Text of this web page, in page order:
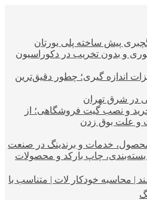
گچبری پیش ساخته پلی یورتان
و بدون تخریب در دکوراسیون
اندازه گیری؛ چطور دقیق‌ترین
در شرق تهران
و نصب گیت فروشگاهی؛ از
و علت بوق زدن
محصول، خدمات و برندینگ در صنعت
بسته‌بندی، چاپ بارکد و محصولات
| محاسبه خودکار لات | متناسب با